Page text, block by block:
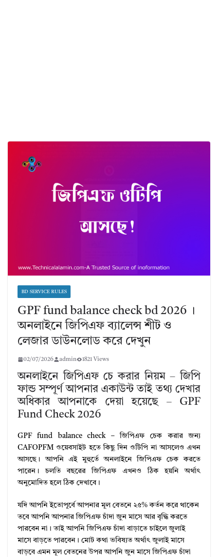
BD SERVICE RULES
GPF fund balance check bd 2026 ।
অনলাইনে জিপিএফ ব্যালেন্স শীট ও
লেজার ডাউনলোড করে দেখুন
02/07/2026 admin 1821 Views
অনলাইনে জিপিএফ চে করার নিয়ম – জিপি
ফান্ড সম্পূর্ণ আপনার একাউন্ট তাই তথ্য দেখার
অধিকার আপনাকে দেয়া হয়েছে – GPF
Fund Check 2026
GPF fund balance check – জিপিএফ চেক করার জন্য
CAFOPFM ওয়েবসাইট হতে কিছু দিন ওটিপি না আসলেও এখন
আসছে। আপনি এই মুহুর্তে অনলাইনে জিপিএফ চেক করতে
পারেন। চলতি বছরের জিপিএফ এখনও ঠিক হয়নি অর্থাৎ
অনুমোদিত হলে ঠিক দেখাবে।
যদি আপনি ইতোপূর্বে আপনার মূল বেতনে ২৫% কর্তন করে থাকেন
তবে আপনি আপনার জিপিএফ চাঁদা জুন মাসে আর বৃদ্ধি করতে
পারবেন না। তাই আপনি জিপিএফ চাঁদা বাড়াতে চাইলে জুলাই
মাসে বাড়তে পারবেন। মোট কথা ভবিষ্যত অর্থাৎ জুলাই মাসে
বাড়বে এমন মূল বেতনের উপর আপনি জুন মাসে জিপিএফ চাঁদা